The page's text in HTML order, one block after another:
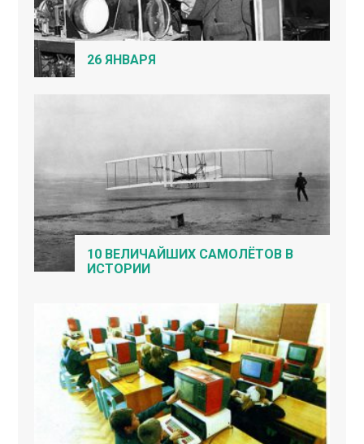
26 ЯНВАРЯ
10 ВЕЛИЧАЙШИХ САМОЛЁТОВ В
ИСТОРИИ